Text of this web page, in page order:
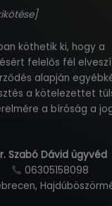
köthetik ki, hogy a
felelős fél
alapján
a kötelezettet
a bíróság a
Szabó Dávid ügyvéd
06305158098